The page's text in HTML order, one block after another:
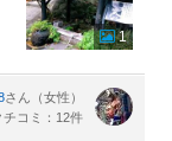
1
さん（女性）
コミ：12件